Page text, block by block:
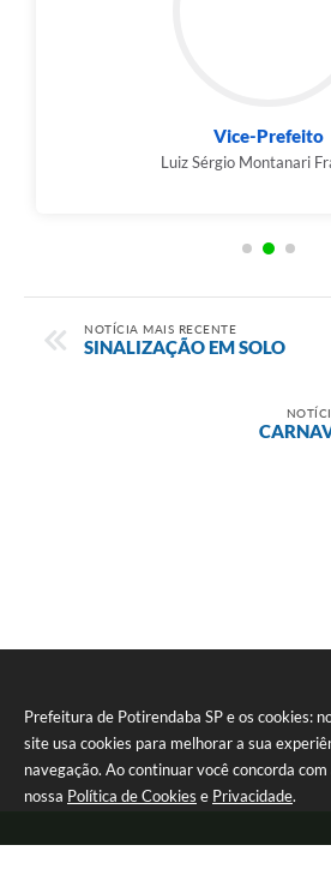
Prefeitura de Potirendaba SP e os cookies:
site usa cookies para melhorar a sua
navegação. Ao continuar você concorda com
nossa Política de Cookies e Privacidade.
Vice-Prefeito
Luiz Sérgio Montanari
NOTÍCIA MAIS RECENTE
SINALIZAÇÃO EM SOLO